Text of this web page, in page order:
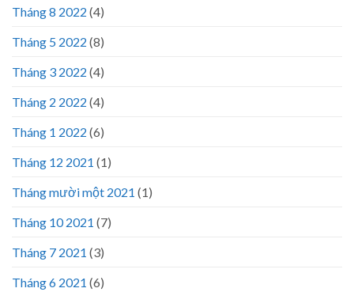
Tháng 8 2022 (4)
Tháng 5 2022 (8)
Tháng 3 2022 (4)
Tháng 2 2022 (4)
Tháng 1 2022 (6)
Tháng 12 2021 (1)
Tháng mười một 2021 (1)
Tháng 10 2021 (7)
Tháng 7 2021 (3)
Tháng 6 2021 (6)